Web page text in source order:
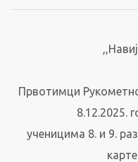
Првотимци
8.12.2025.
ученицима 8. и 9.